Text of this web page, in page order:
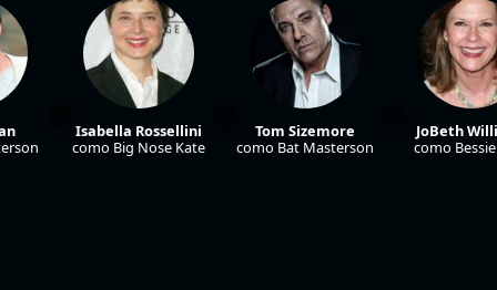
Isabella Rossellini
como Big Nose Kate
Tom Sizemore
como Bat Masterson
JoBeth
como